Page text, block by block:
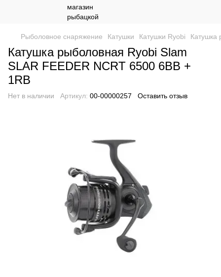
Рыболовное снаряжение Катушки Катушки Ryobi Катушка
Катушка рыболовная Ryobi Slam
SLAR FEEDER NCRT 6500 6BB +
1RB
Нет в наличии Артикул: 00-00000257 Оставить отзыв